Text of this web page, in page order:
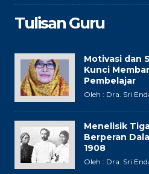
Tulisan Guru
Motivasi dan
Kunci
Pembelajar
Oleh : Dra. Sri
Menelisik
Berperan
1908
Oleh : Dra. Sri